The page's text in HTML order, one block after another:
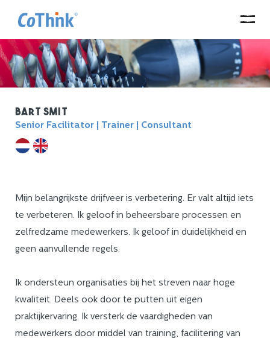
Bart Smit
Senior Facilitator | Trainer | Consultant
Mijn belangrijkste drijfveer is verbetering. Er valt altijd iets
te verbeteren. Ik geloof in beheersbare processen en
zelfredzame medewerkers. Ik geloof in duidelijkheid en
geen aanvullende regels.
Ik ondersteun organisaties bij het streven naar hoge
kwaliteit. Deels ook door te putten uit eigen
praktijkervaring. Ik versterk de vaardigheden van
medewerkers door middel van training, facilitering van